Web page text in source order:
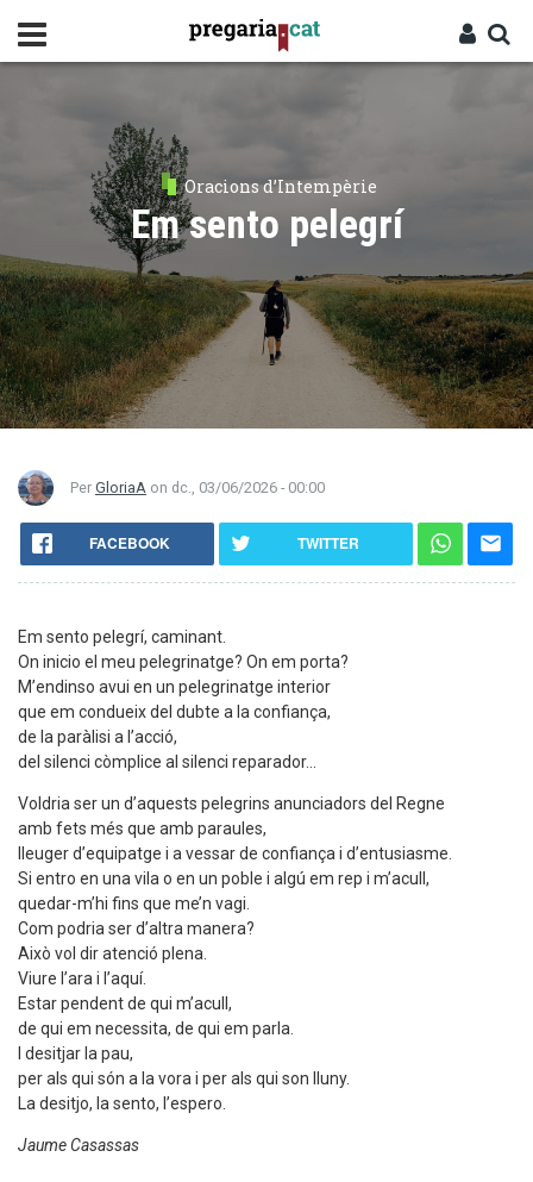
contingut
Oracions d’Intempèrie
Em sento pelegrí
Per GloriaA on dc., 03/06/2026 - 00:00
FACEBOOK TWITTER
Em sento pelegrí, caminant.
On inicio el meu pelegrinatge? On em porta?
M’endinso avui en un pelegrinatge interior
que em condueix del dubte a la confiança,
de la paràlisi a l’acció,
del silenci còmplice al silenci reparador...
Voldria ser un d’aquests pelegrins anunciadors del Regne
amb fets més que amb paraules,
lleuger d’equipatge i a vessar de confiança i d’entusiasme.
Si entro en una vila o en un poble i algú em rep i m’acull,
quedar-m’hi fins que me’n vagi.
Com podria ser d’altra manera?
Això vol dir atenció plena.
Viure l’ara i l’aquí.
Estar pendent de qui m’acull,
de qui em necessita, de qui em parla.
I desitjar la pau,
per als qui són a la vora i per als qui son lluny.
La desitjo, la sento, l’espero.
Jaume Casassas